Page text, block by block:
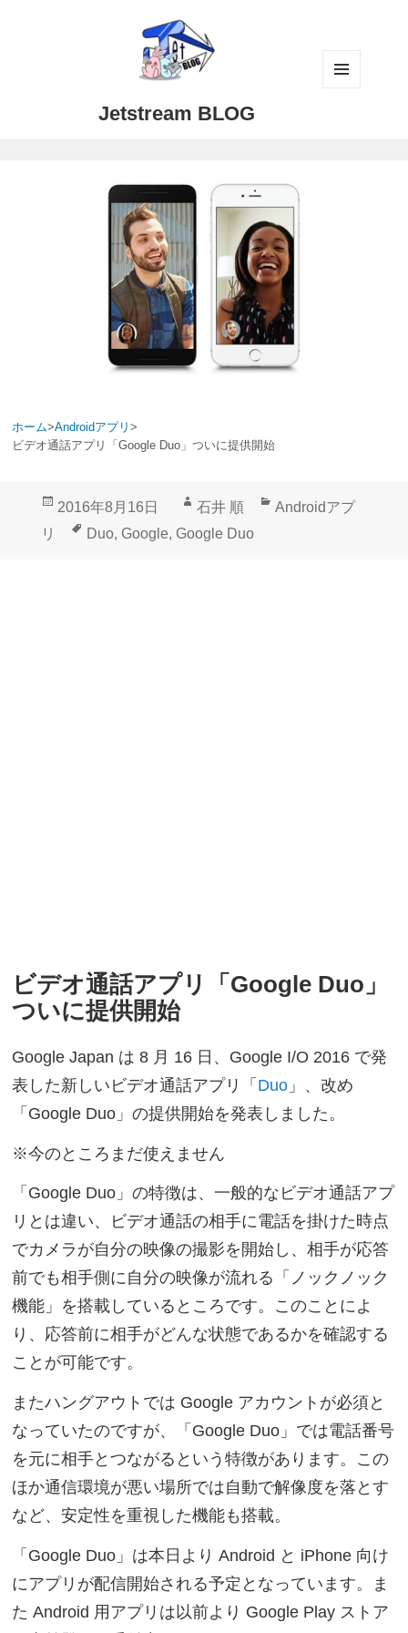
Jetstream BLOG
ホーム>Androidアプリ>
ビデオ通話アプリ「Google Duo」ついに提供開始
投
2016年8月16日
作
成
石井 順
カ
Androidアプ
リ
タ
Duo, Google, Google Duo
ビデオ通話アプリ「Google Duo」
ついに提供開始
Google Japan は 8 月 16 日、Google I/O 2016 で発
表した新しいビデオ通話アプリ「 Duo 」、改め
「Google Duo」の提供開始を発表しました。
※今のところまだ使えません
「Google Duo」の特徴は、一般的なビデオ通話アプ
リとは違い、ビデオ通話の相手に電話を掛けた時点
でカメラが自分の映像の撮影を開始し、相手が応答
前でも相手側に自分の映像が流れる「ノックノック
機能」を搭載しているところです。このことによ
り、応答前に相手がどんな状態であるかを確認する
ことが可能です。
またハングアウトでは Google アカウントが必須と
なっていたのですが、「Google Duo」では電話番号
を元に相手とつながるという特徴があります。この
ほか通信環境が悪い場所では自動で解像度を落とす
など、安定性を重視した機能も搭載。
「Google Duo」は本日より Android と iPhone 向け
にアプリが配信開始される予定となっています。ま
た Android 用アプリは以前より Google Play ストア